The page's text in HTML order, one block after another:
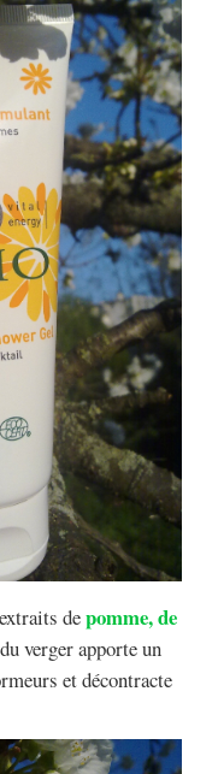
depomme, de
verger apporte un
et décontracte